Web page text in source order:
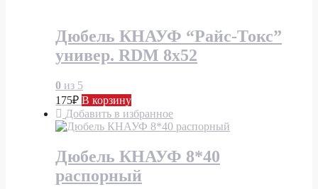
Дюбель КНАУФ “Райс-Токс”
универ. RDM 8х52
0 из 5
175₽ В корзину
Добавить в избранное
Дюбель КНАУФ 8*40
распорный